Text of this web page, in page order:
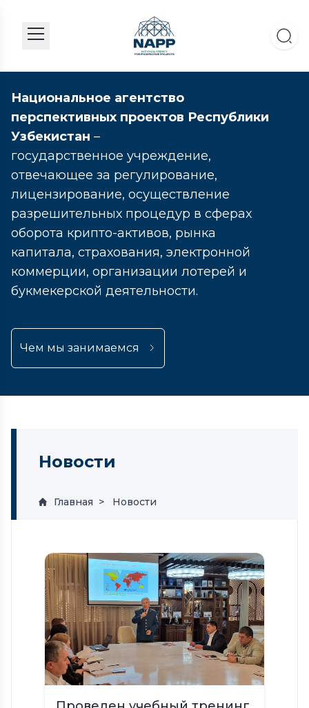
Национальное агентство
перспективных проектов Республики
Узбекистан –
государственное учреждение,
отвечающее за регулирование,
лицензирование, осуществление
разрешительных процедур в сферах
оборота крипто-активов, рынка
капитала, страхования, электронной
коммерции, организации лотерей и
букмекерской деятельности.
Чем мы занимаемся
Новости
Главная Новости